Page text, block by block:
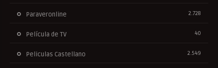
Paraveronline 2.728
Película de TV 40
Peliculas Castellano 2.549